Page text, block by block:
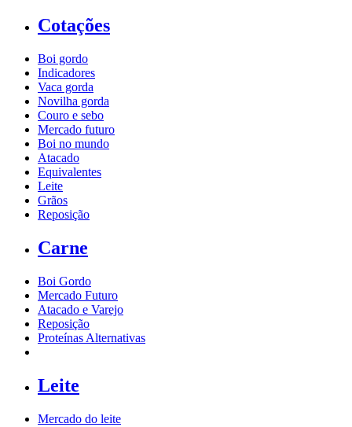
Cotações
Boi gordo
Indicadores
Vaca gorda
Novilha gorda
Couro e sebo
Mercado futuro
Boi no mundo
Atacado
Equivalentes
Leite
Grãos
Reposição
Carne
Boi Gordo
Mercado Futuro
Atacado e Varejo
Reposição
Proteínas Alternativas
Leite
Mercado do leite